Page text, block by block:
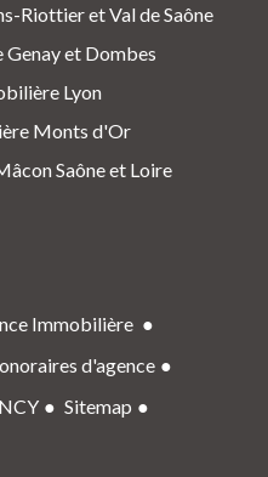
Riottier et Val de Saône
et Dombes
Lyon
Monts d'Or
Saône et Loire
Immobilière
d'agence
Sitemap